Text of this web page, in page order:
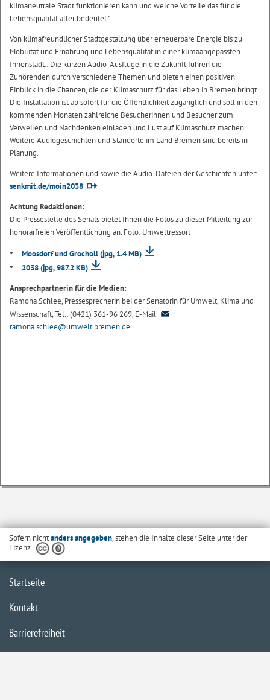
klimaneutrale Stadt funktionieren kann und welche Vorteile das für die
Lebensqualität aller bedeutet."
Von klimafreundlicher Stadtgestaltung über erneuerbare Energie bis zu
Mobilität und Ernährung und Lebensqualität in einer klimaangepassten
Innenstadt:: Die kurzen Audio-Ausflüge in die Zukunft führen die
Zuhörenden durch verschiedene Themen und bieten einen positiven
Einblick in die Chancen, die der Klimaschutz für das Leben in Bremen bringt.
Die Installation ist ab sofort für die Öffentlichkeit zugänglich und soll in den
kommenden Monaten zahlreiche Besucherinnen und Besucher zum
Verweilen und Nachdenken einladen und Lust auf Klimaschutz machen.
Weitere Audiogeschichten und Standorte im Land Bremen sind bereits in
Planung.
Weitere Informationen und sowie die Audio-Dateien der Geschichten unter:
senkmit.de/moin2038
Achtung Redaktionen:
Die Pressestelle des Senats bietet Ihnen die Fotos zu dieser Mitteilung zur
honorarfreien Veröffentlichung an. Foto: Umweltressort
Moosdorf und Grocholl(jpg, 1.4 MB)
2038(jpg, 987.2 KB)
Ansprechpartnerin für die Medien:
Ramona Schlee, Pressesprecherin bei der Senatorin für Umwelt, Klima und
Wissenschaft, Tel.: (0421) 361-96 269, E-Mail
ramona.schlee@umwelt.bremen.de
Sofern nichtanders angegeben, stehen die Inhalte dieser Seite unter der
Lizenz
Startseite
Kontakt
Barrierefreiheit